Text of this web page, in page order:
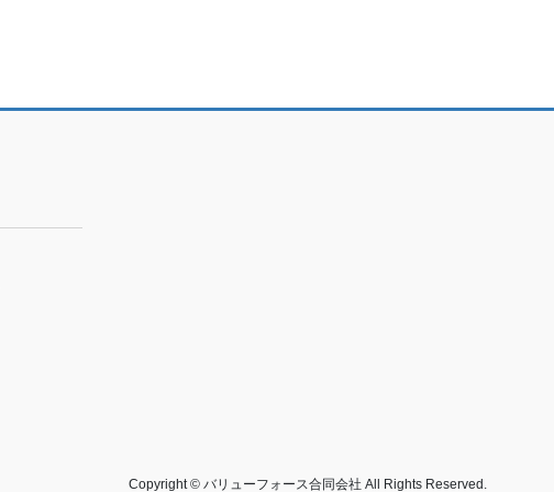
Copyright © バリューフォース合同会社 All Rights Reserved.